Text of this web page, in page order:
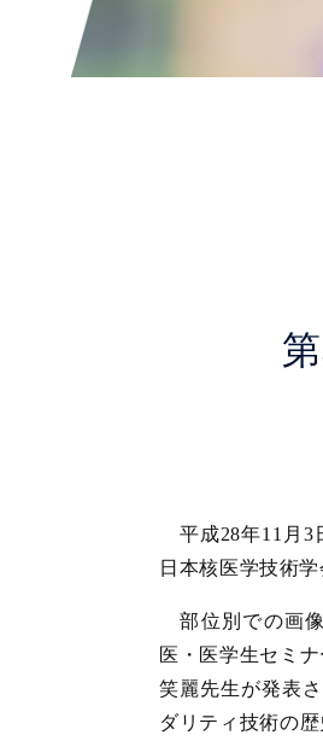
平成28年11 月 3
日本核医学技術
部位別での画
医・医学生セミ
笑麗先生が発表
ダリティ技術の